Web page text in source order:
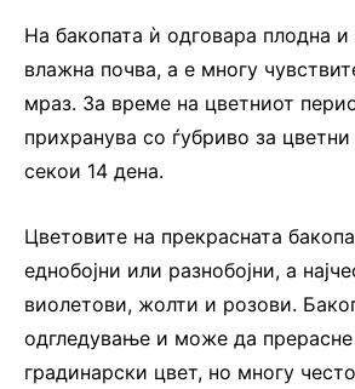
На бакопата ѝ одговара плодна и
влажна почва, а е многу
мраз. За време на цветниот
прихранува со ѓубриво за цветни
секои 14 дена.
Цветовите на прекрасната
еднобојни или разнобојни, а
виолетови, жолти и розови.
одгледување и може да
градинарски цвет, но многу често